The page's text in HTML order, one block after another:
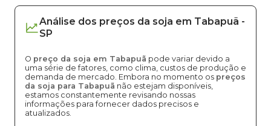
Análise dos preços da soja em Tabapuã -
SP
O preço da soja em Tabapuã pode variar devido a
uma série de fatores, como clima, custos de produção e
demanda de mercado. Embora no momento os preços
da soja para Tabapuã não estejam disponíveis,
estamos constantemente revisando nossas
informações para fornecer dados precisos e
atualizados.